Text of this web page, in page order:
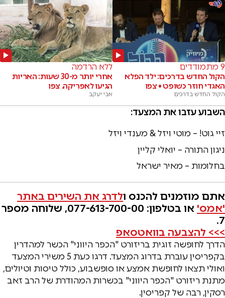
9 מתמודדים
הקול החדש בדרכים: ילד הפלא
האגדי חוזר כשופט • צפו
הקול החדש בדרכים
ללא הרדמה
אחרי יותר מ-30 שעות: האריות
הגיעו לאפריקה. צפו
אבי יעקב
השבוע עזבו את המצעד:
זיי גוט! – מוטי ויזל & מענדי ויזל
ניגון התורה – יואלי קליין
בחלומות – מאיר ישראל
אתם מוזמנים להכנס ולדרג את השירים באתר
'אמס'
או בטלפון: 077-613-700-00, שלוחה מספר
7.
>>> להצבעה בוואטסאפ
הדרך לחופשה זוגית בריזורט "הכפר היווני" הכשר למהדרין
בקפריסין עוברת בדרוג המצעד. דרגו כעת 5 משירי המצעד
ואולי תצאו לחופשת אמצע או סופשבוע, כולל טיסות וטיולים,
מתנת ריזורט "הכפר היווני" בכשרות המהודרת של הרב זאב
רסקין, רבה של קפריסין.